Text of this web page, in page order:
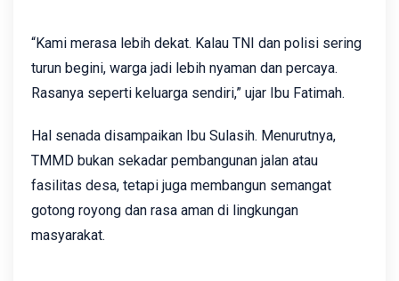
“Kami merasa lebih dekat. Kalau TNI dan polisi sering
turun begini, warga jadi lebih nyaman dan percaya.
Rasanya seperti keluarga sendiri,” ujar Ibu Fatimah.
Hal senada disampaikan Ibu Sulasih. Menurutnya,
TMMD bukan sekadar pembangunan jalan atau
fasilitas desa, tetapi juga membangun semangat
gotong royong dan rasa aman di lingkungan
masyarakat.